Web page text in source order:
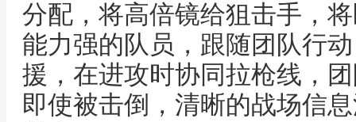
分配，将高倍镜给狙击手，
能力强的队员，跟随团队行
援，在进攻时协同拉枪线，
即使被击倒，清晰的战场信